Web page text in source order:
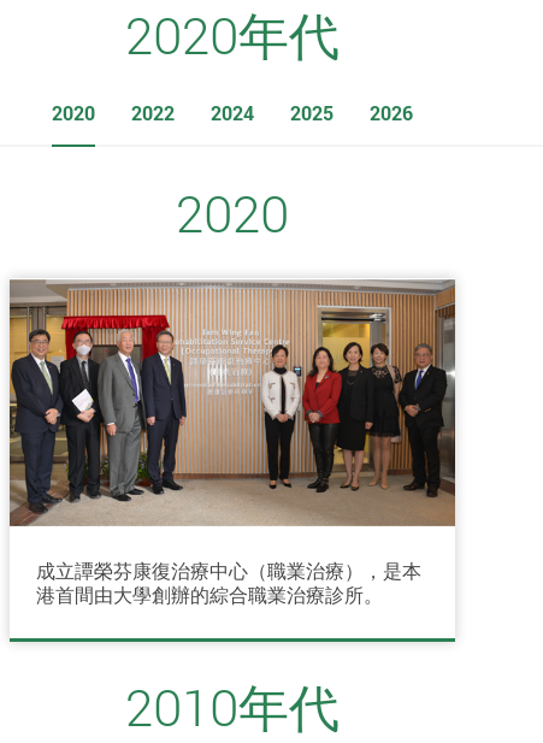
2020年代
2020 2022 2024 2025 2026
2020
成立譚榮芬康復治療中心（職業治療），是本
港首間由大學創辦的綜合職業治療診所。
2010年代